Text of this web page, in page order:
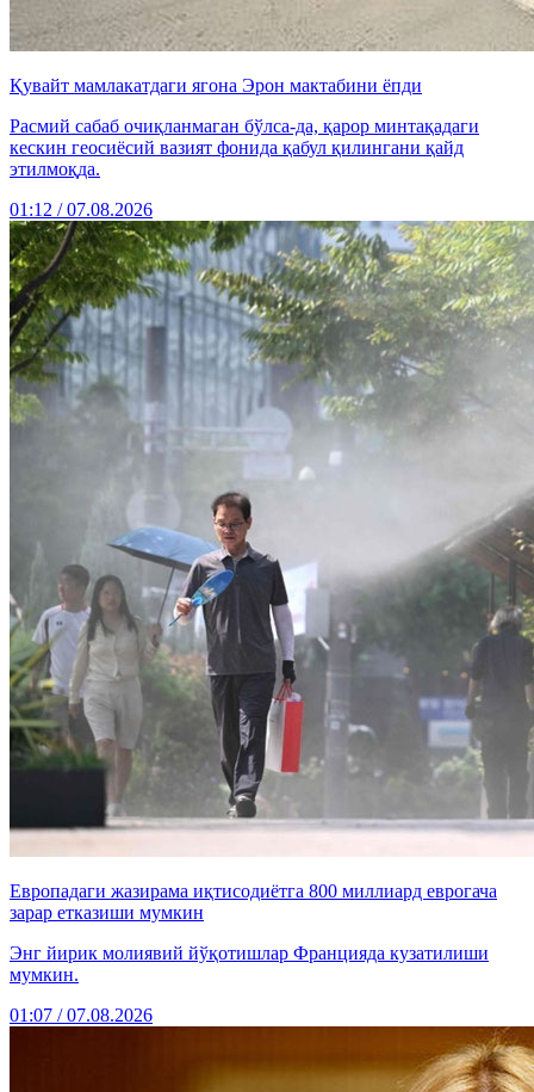
Қувайт мамлакатдаги ягона Эрон мактабини ёпди
Расмий сабаб очиқланмаган бўлса-да, қарор минтақадаги
кескин геосиёсий вазият фонида қабул қилингани қайд
этилмоқда.
01:12 / 07.08.2026
Европадаги жазирама иқтисодиётга 800 миллиард еврогача
зарар етказиши мумкин
Энг йирик молиявий йўқотишлар Францияда кузатилиши
мумкин.
01:07 / 07.08.2026